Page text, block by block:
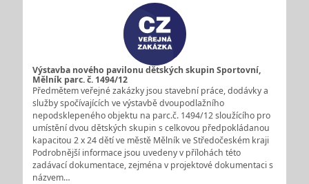
Výstavba nového pavilonu dětských skupin Sportovní,
Mělník parc. č. 1494/12
Předmětem veřejné zakázky jsou stavební práce, dodávky a
služby spočívajících ve výstavbě dvoupodlažního
nepodsklepeného objektu na parc.č. 1494/12 sloužícího pro
umístění dvou dětských skupin s celkovou předpokládanou
kapacitou 2 x 24 dětí ve městě Mělník ve Středočeském kraji
Podrobnější informace jsou uvedeny v přílohách této
zadávací dokumentace, zejména v projektové dokumentaci s
názvem…